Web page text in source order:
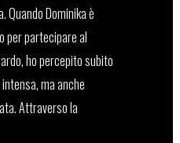
Quando Dominika è
per partecipare al
ho percepito subito
ma anche
Attraverso la